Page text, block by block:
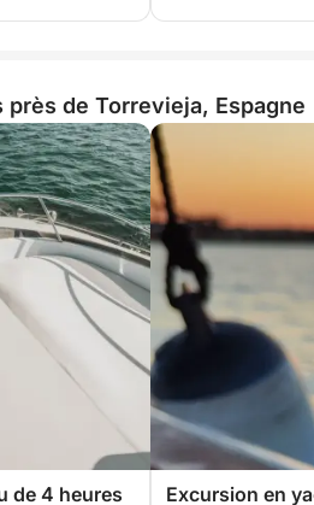
de Torrevieja, Espagne
de 4 heures
Excursion en